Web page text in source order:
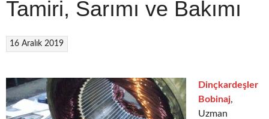
Tamiri, Sarımı ve Bakımı
16 Aralık 2019
Dinçkardeşler
Bobinaj,
Uzman